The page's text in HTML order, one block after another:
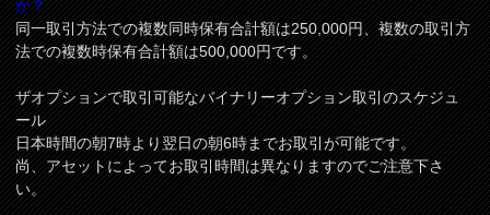
か？
同一取引方法での複数同時保有合計額は250,000円、複数の取引方
法での複数時保有合計額は500,000円です。
ザオプションで取引可能なバイナリーオプション取引のスケジュ
ール
日本時間の朝7時より翌日の朝6時までお取引が可能です。
尚、アセットによってお取引時間は異なりますのでご注意下さ
い。